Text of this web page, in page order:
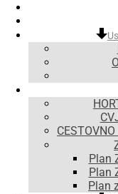
Plan
Plan
Plan